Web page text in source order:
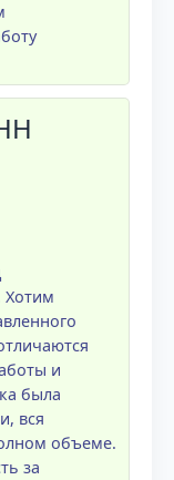
Хотим
и
была
вся
объеме.
за